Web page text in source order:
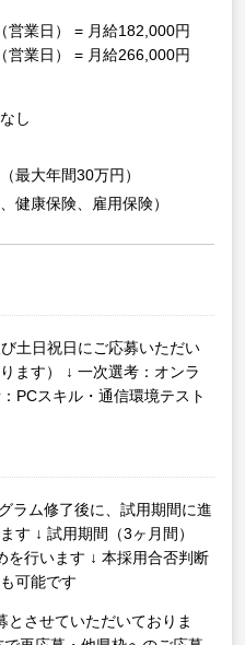
営業日） = 月給182,000円
営業日） = 月給266,000円
し
最大年間30万円）
健康保険、雇用保険）
土日祝日にご応募いただい
ます）
↓ 一次選考：オンラ
PCスキル・通信環境テスト
ラム修了後に、試用期間に進
す ↓ 試用期間（3ヶ月間）
を行います ↓ 本採用合否判断
可能です
とさせていただいておりま